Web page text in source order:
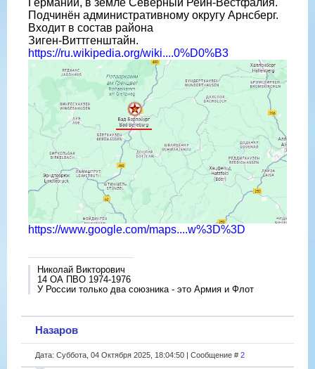
Германии, в земле Северный Рейн-Вестфалия.
Подчинён административному округу Арнсберг.
Входит в состав района
Зиген-Виттгенштайн.
https://ru.wikipedia.org/wiki....0%D0%B3
https://www.google.com/maps....w%3D%3D
Николай Викторович
14 ОА ПВО 1974-1976
У России только два союзника - это Армия и Флот
Назаров
Дата: Суббота, 04 Октября 2025, 18:04:50 | Сообщение # 2